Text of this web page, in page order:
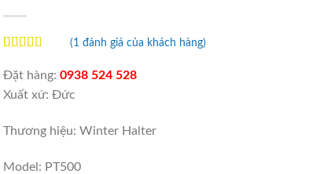
dựa trên
đánh giá
(1đánh giá của khách hàng)
Đặt hàng: 0938 524 528
Xuất xứ: Đức
Thương hiệu: Winter Halter
Model: PT500